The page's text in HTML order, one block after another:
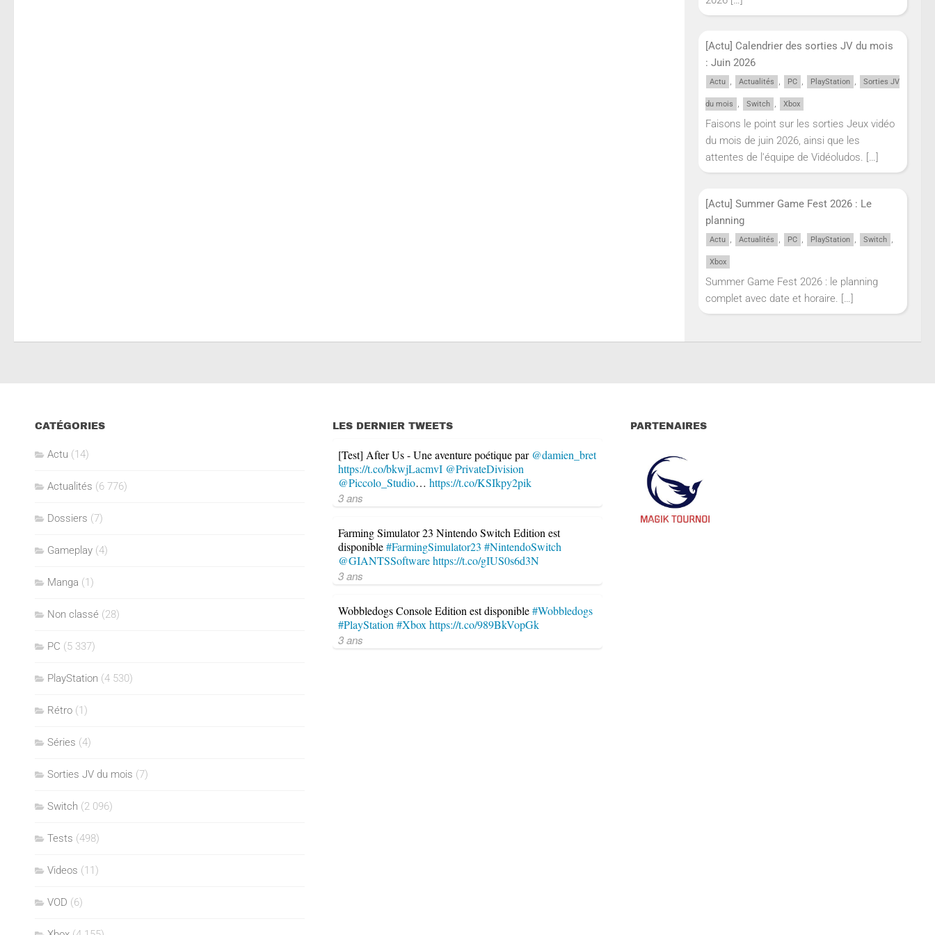
[Actu] Calendrier des sorties JV du mois
: Juin 2026
Actu , Actualités , PC , PlayStation , Sorties JV
du mois , Switch , Xbox
Faisons le point sur les sorties Jeux vidéo
du mois de juin 2026, ainsi que les
attentes de l'équipe de Vidéoludos. […]
[Actu] Summer Game Fest 2026 : Le
planning
Actu , Actualités , PC , PlayStation , Switch ,
Xbox
Summer Game Fest 2026 : le planning
complet avec date et horaire. […]
CATÉGORIES
Actu (14)
Actualités (6 776)
Dossiers (7)
Gameplay (4)
Manga (1)
Non classé (28)
PC (5 337)
PlayStation (4 530)
Rétro (1)
Séries (4)
Sorties JV du mois (7)
Switch (2 096)
Tests (498)
Videos (11)
VOD (6)
LES DERNIER TWEETS
[Test] After Us - Une aventure poétique par @damien_bret
https://t.co/bkwjLacmvI @PrivateDivision
@Piccolo_Studio… https://t.co/KSIkpy2pik
3 ans
Farming Simulator 23 Nintendo Switch Edition est
disponible#FarmingSimulator23 #NintendoSwitch
@GIANTSSoftwarehttps://t.co/gIUS0s6d3N
3 ans
Wobbledogs Console Edition est disponible#Wobbledogs
#PlayStation #Xbox https://t.co/989BkVopGk
3 ans
PARTENAIRES